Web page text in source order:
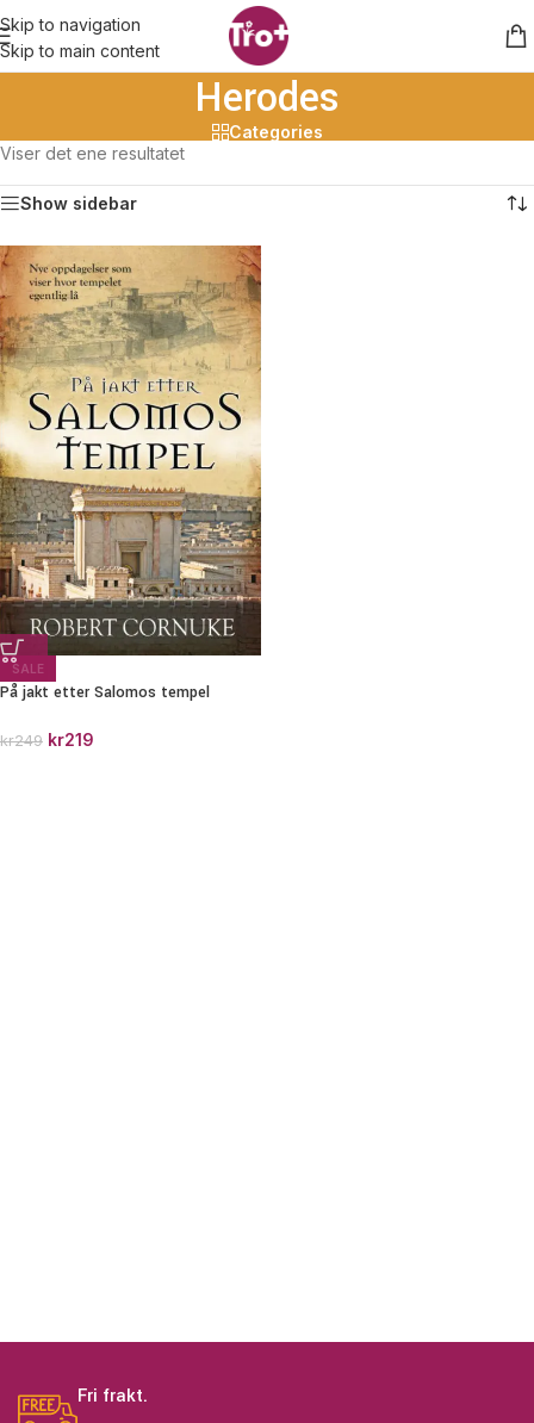
Skip to navigation
Skip to main content
Herodes
Categories
Viser det ene resultatet
Show sidebar
SALE
På jakt etter Salomos tempel
kr249 kr219
Fri frakt.